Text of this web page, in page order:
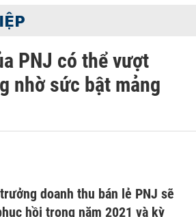
PNJ có thể vượt
nhờ sức bật mảng
doanh thu bán lẻ PNJ sẽ
hồi trong năm 2021 và kỳ